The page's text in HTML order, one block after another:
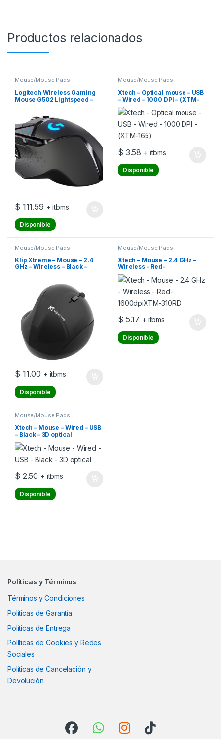
Productos relacionados
Mouse/Mouse Pads
Logitech Wireless Gaming
Mouse G502 Lightspeed –
receptor inalámbrico USB
$ 111.59 + itbms
Disponible
Mouse/Mouse Pads
Xtech – Optical mouse – USB
– Wired – 1000 DPI – (XTM-
165)
$ 3.58 + itbms
Disponible
Mouse/Mouse Pads
Klip Xtreme – Mouse – 2.4
GHz – Wireless – Black –
$ 11.00 + itbms
Disponible
Mouse/Mouse Pads
Xtech – Mouse – 2.4 GHz –
Wireless – Red-
1600dpiXTM-310RD
$ 5.17 + itbms
Disponible
Mouse/Mouse Pads
Xtech – Mouse – Wired – USB
– Black – 3D optical
$ 2.50 + itbms
Disponible
Políticas y Términos
Términos y Condiciones
Políticas de Garantía
Políticas de Entrega
Políticas de Cookies y Redes
Sociales
Políticas de Cancelación y
Devolución